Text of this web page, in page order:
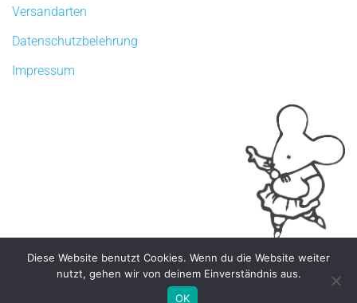
Versandarten
Datenschutzbelehrung
Impressum
Copyright 2026 ©tanzklamotten.de
Diese Website benutzt Cookies. Wenn du die Website weiter
nutzt, gehen wir von deinem Einverständnis aus.
OK